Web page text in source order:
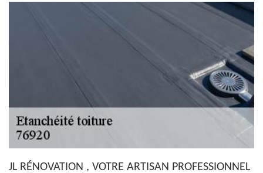
JL RÉNOVATION , VOTRE ARTISAN PROFESSIONNEL